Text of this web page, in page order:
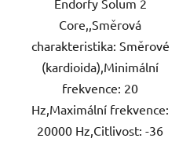
Core,,Směrová
charakteristika: Směrové
(kardioida),Minimální
frekvence: 20
Hz,Maximální frekvence:
20000 Hz,Citlivost: -36